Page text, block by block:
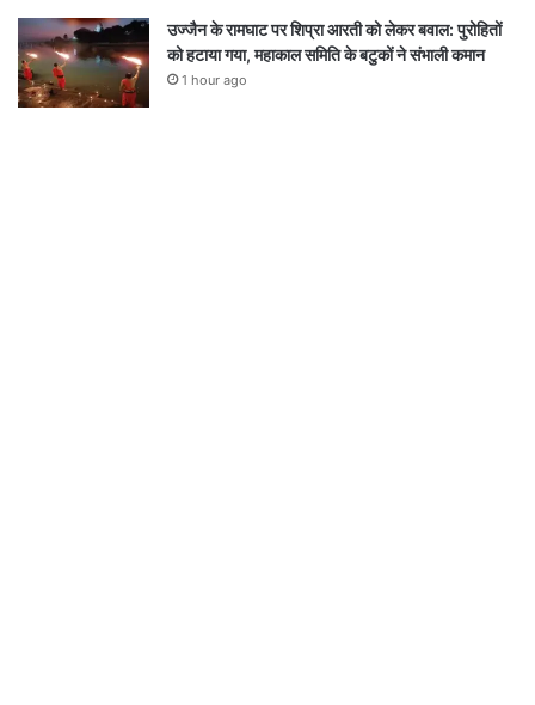
उज्जैन के रामघाट पर शिप्रा आरती को लेकर बवाल: पुरोहितों
को हटाया गया, महाकाल समिति के बटुकों ने संभाली कमान
1 hour ago